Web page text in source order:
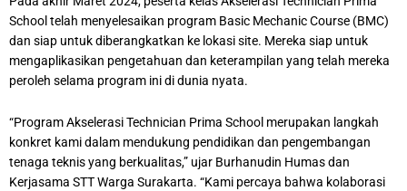
School telah menyelesaikan program Basic Mechanic Course (BMC)
dan siap untuk diberangkatkan ke lokasi site. Mereka siap untuk
mengaplikasikan pengetahuan dan keterampilan yang telah mereka
peroleh selama program ini di dunia nyata.
“Program Akselerasi Technician Prima School merupakan langkah
konkret kami dalam mendukung pendidikan dan pengembangan
tenaga teknis yang berkualitas,” ujar Burhanudin Humas dan
Kerjasama STT Warga Surakarta. “Kami percaya bahwa kolaborasi